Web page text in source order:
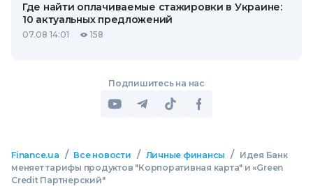
Где найти оплачиваемые стажировки в Украине:
10 актуальных предложений
07.08 14:01 158
Подпишитесь на нас
Finance.ua / Все новости / Личные финансы /
Идея Банк
меняет тарифы продуктов "Корпоративная карта" и «Green
Credit Партнерский"